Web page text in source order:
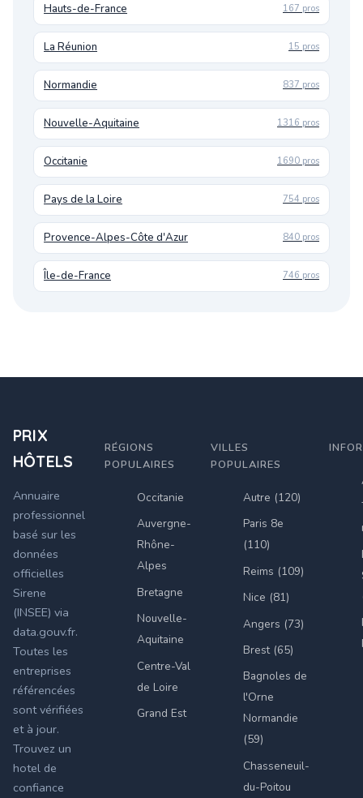
Hauts-de-France 167 pros
La Réunion 15 pros
Normandie 837 pros
Nouvelle-Aquitaine 1316 pros
Occitanie 1690 pros
Pays de la Loire 754 pros
Provence-Alpes-Côte d'Azur 840 pros
Île-de-France 746 pros
PRIX
HÔTELS
Annuaire
professionnel
basé sur les
données
officielles
Sirene
(INSEE) via
data.gouv.fr.
Toutes les
entreprises
référencées
sont vérifiées
et à jour.
Trouvez un
hotel de
confiance
RÉGIONS
POPULAIRES
Occitanie
Auvergne-
Rhône-
Alpes
Bretagne
Nouvelle-
Aquitaine
Centre-Val
de Loire
Grand Est
VILLES
POPULAIRES
Autre (120)
Paris 8e
(110)
Reims (109)
Nice (81)
Angers (73)
Brest (65)
Bagnoles de
l'Orne
Normandie
(59)
Chasseneuil-
du-Poitou